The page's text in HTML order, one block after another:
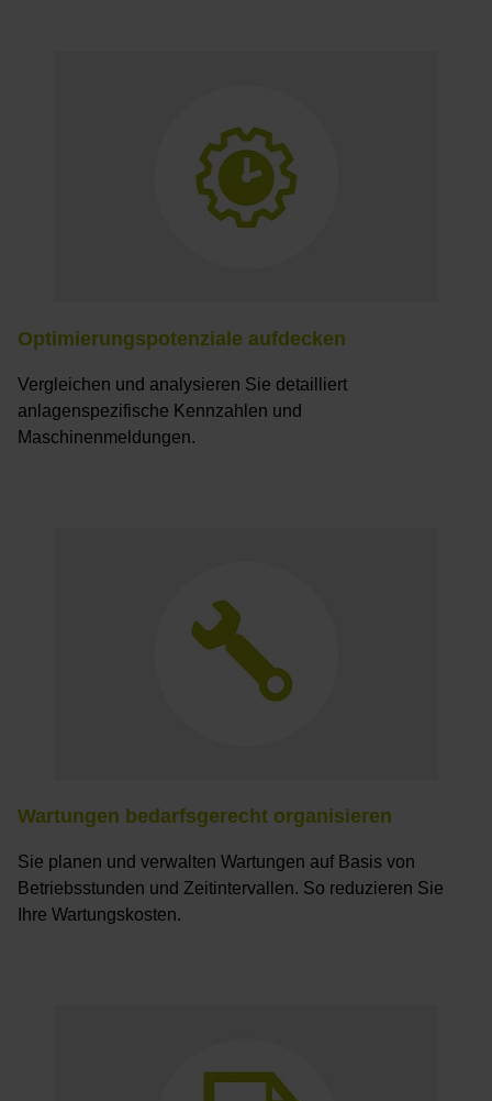
Optimierungspotenziale aufdecken
Vergleichen und analysieren Sie detailliert
anlagenspezifische Kennzahlen und
Maschinenmeldungen.
Wartungen bedarfsgerecht organisieren
Sie planen und verwalten Wartungen auf Basis von
Betriebsstunden und Zeitintervallen. So reduzieren Sie
Ihre Wartungskosten.